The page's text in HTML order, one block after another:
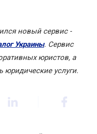
новый сервис -
Украины. Сервис
юристов, а
юридические услуги.